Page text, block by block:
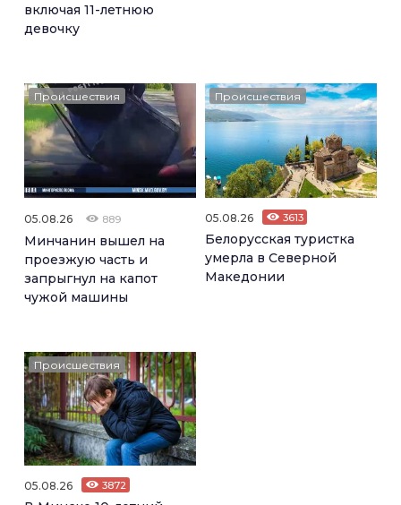
включая 11-летнюю
девочку
Происшествия
05.08.26 889
Минчанин вышел на
проезжую часть и
запрыгнул на капот
чужой машины
Происшествия
05.08.26 3613
Белорусская туристка
умерла в Северной
Македонии
Происшествия
05.08.26 3872